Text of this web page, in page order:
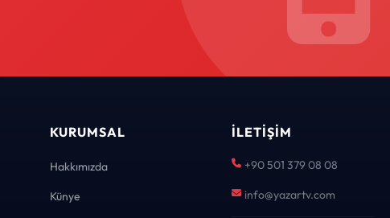
KURUMSAL
Hakkımızda
Künye
İLETIŞIM
+90 501 379 08 08
info@yazartv.com